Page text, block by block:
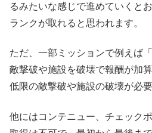
るみたいな感じで進めていくと
ランクが取れると思われます。
ただ、一部ミッションで例えば
敵撃破や施設を破壊で報酬が加
低限の敵撃破や施設の破壊が必
他にはコンテニュー、チェック